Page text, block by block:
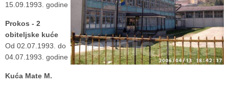
15.09.1993. godine
Prokos - 2
obiteljske kuće
Od 02.07.1993. do
04.07.1993. godine
Kuća Mate M.